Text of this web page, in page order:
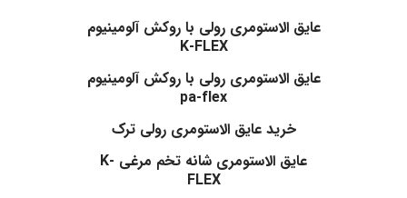
عایق الاستومری رولی با روکش آلومینیوم
K-FLEX
عایق الاستومری رولی با روکش آلومینیوم
pa-flex
خرید عایق الاستومری رولی ترک
عایق الاستومری شانه تخم مرغی K-
FLEX